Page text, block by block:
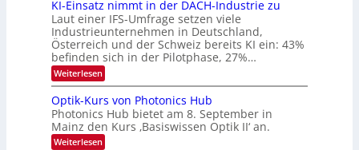
l
d
v
e
r
a
r
b
e
i
e
t
s
t
a
r
k
e
W
a
c
h
9
.
W
E
-
H
e
r
a
e
u
s
-
KI-Einsatz nimmt in der DACH-Industrie zu
Laut einer IFS-Umfrage setzen viele
Industrieunternehmen in Deutschland,
Österreich und der Schweiz bereits KI ein: 43%
befinden sich in der Pilotphase, 27%…
Weiterlesen:
K
-
E
i
n
Optik-Kurs von Photonics Hub
Photonics Hub bietet am 8. September in
Mainz den Kurs ‚Basiswissen Optik II‘ an.
Weiterlesen: